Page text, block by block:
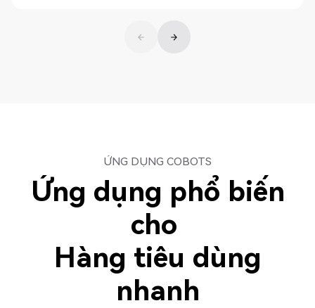
ỨNG DỤNG COBOTS
Ứng dụng phổ biến
cho
Hàng tiêu dùng
nhanh